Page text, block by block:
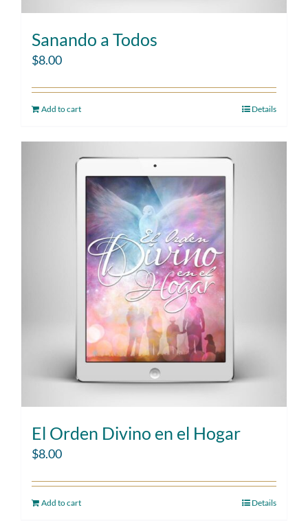
Sanando a Todos
$8.00
Add to cart Details
El Orden Divino en el Hogar
$8.00
Add to cart Details